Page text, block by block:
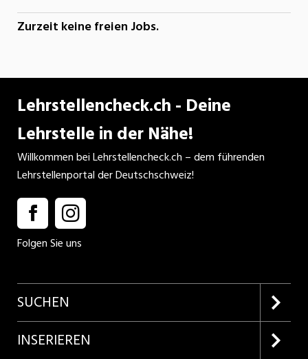
sind für die ambulante Gesundheitsversorgung
Zurzeit keine freien Jobs.
Lehrstellencheck.ch - Deine
Lehrstelle in der Nähe!
Willkommen bei Lehrstellencheck.ch – dem führenden
Lehrstellenportal der Deutschschweiz!
Folgen Sie uns
SUCHEN
Firmenprofile entdecken
INSERIEREN